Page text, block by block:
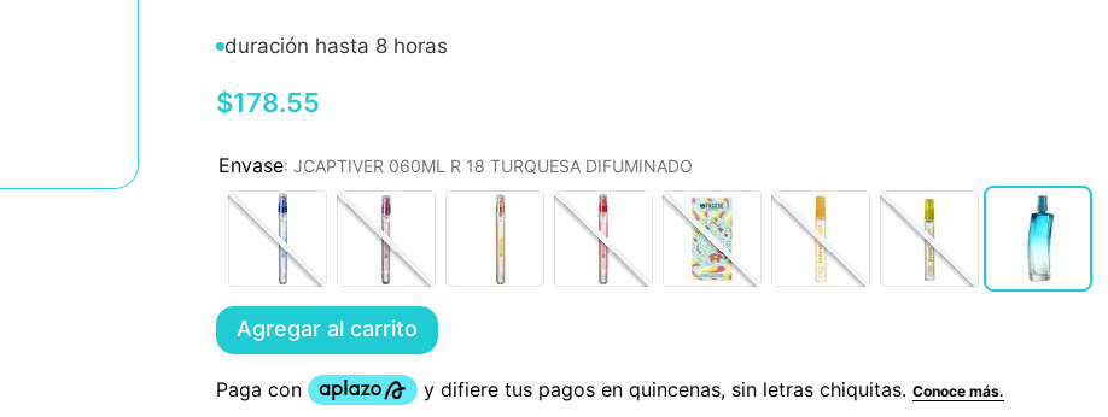
duración hasta 8 horas
$178.55
: JCAPTIVER 060ML R 18 TURQUESA DIFUMINADO
Agregar al carrito